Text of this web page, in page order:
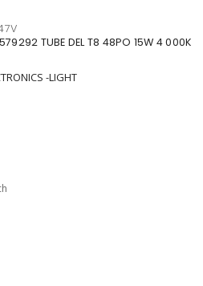
TUBE DEL T8 48PO 15W 4 000K
-LIGHT